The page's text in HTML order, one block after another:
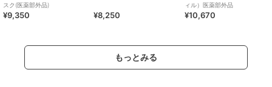
スク(医薬部外品)
¥9,350 ¥8,250
ィル）医薬部外品
¥10,670
もっとみる